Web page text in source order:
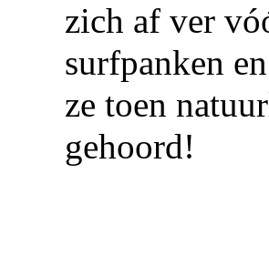
zich af ver
surfpanken
ze toen
gehoord!